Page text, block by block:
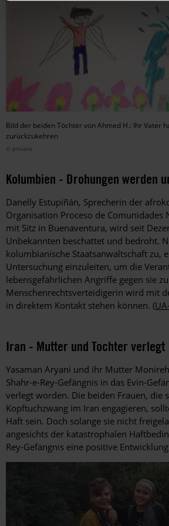
Bild der beiden Töchter von Ahmed H.: Ihr Vater
zurückzukehren
© private
Kolumbien - Drohungen werden
Danelly Estupiñán, Sprecherin der
Organisation Proceso de Comunidades
mit Sitz in Buenaventura, wird seit
Unbekannten beschattet und bedroht.
kolumbianische Staatsanwaltschaft zu,
Untersuchung einzuleiten, um die
lebensgefährlichen Angriffe gegen sie
Menschenrechtsverteidigerin wird mit
in direktem Kontakt stehen können. (
Iran - Mutter und Tochter verlegt
Yasaman Aryani und ihr Mutter
Shahr-e-Rey-Gefängnis in das Evin-
verlegt worden. Die beiden Frauen, die
Kopftuchzwang im Iran engagieren,
Haft sein. Doch solange sie nicht
angesichts der katastrophalen
Rey-Gefängnis eine positive